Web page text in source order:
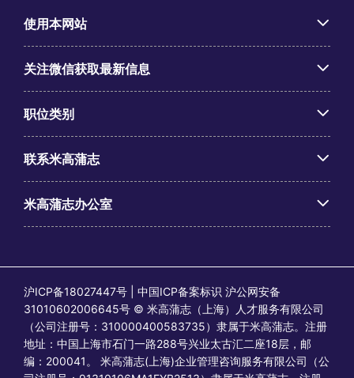
使用本网站
关注微信获取最新信息
职位类别
联系米高蒲志
米高蒲志办公室
沪ICP备18027447号 | 中国ICP备案标识 沪公网安备
31010602006645号 © 米高蒲志（上海）人才服务有限公司
（公司注册号：310000400583735）隶属于米高蒲志。注册
地址：中国上海市石门一路288号兴业太古汇二座18层，邮
编：200041。 米高蒲志(上海)企业管理咨询服务有限公司（公